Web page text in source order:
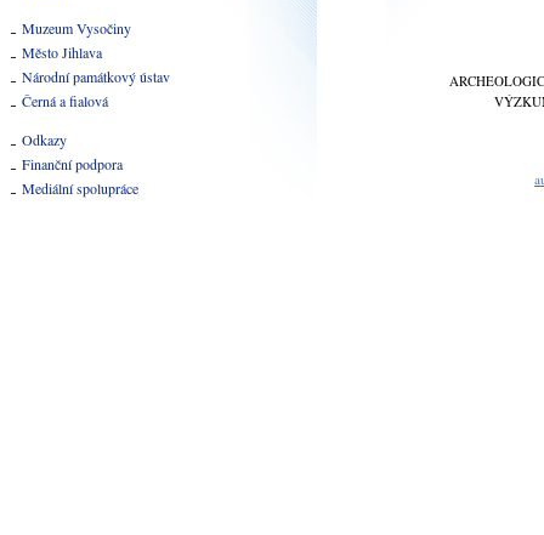
Muzeum Vysočiny
Město Jihlava
Národní památkový ústav
Černá a fialová
Odkazy
Finanční podpora
Mediální spolupráce